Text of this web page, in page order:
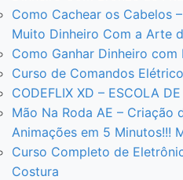
Como Cachear os Cabelos
Muito Dinheiro Com a Arte
Como Ganhar Dinheiro com
Curso de Comandos
CODEFLIX XD – ESCOLA
Mão Na Roda AE – Criação
Animações em 5 Minutos!!!
Curso Completo de
Costura